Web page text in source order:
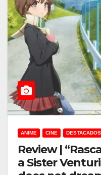
ANIME CINE DESTACADOS
Review |
a Sister